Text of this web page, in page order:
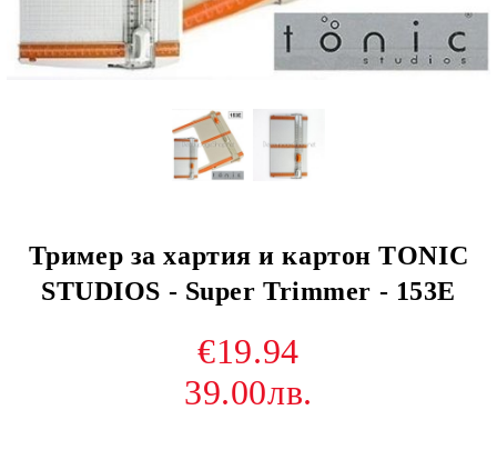
Тример за хартия и картон TONIC
STUDIOS - Super Trimmer - 153E
€19.94
39.00лв.